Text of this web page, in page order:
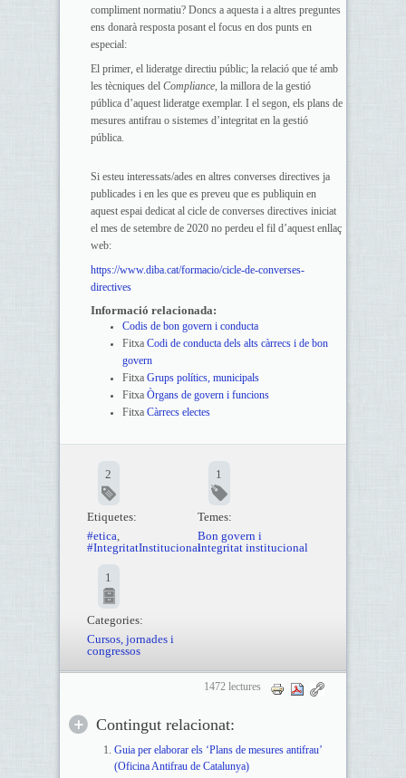
compliment normatiu? Doncs a aquesta i a altres preguntes
ens donarà resposta posant el focus en dos punts en
especial:
El primer, el lideratge directiu públic; la relació que té amb
les tècniques del Compliance, la millora de la gestió
pública d’aquest lideratge exemplar. I el segon, els plans de
mesures antifrau o sistemes d’integritat en la gestió
pública.
Si esteu interessats/ades en altres converses directives ja
publicades i en les que es preveu que es publiquin en
aquest espai dedicat al cicle de converses directives iniciat
el mes de setembre de 2020 no perdeu el fil d’aquest enllaç
web:
https://www.diba.cat/formacio/cicle-de-converses-
directives
Informació relacionada:
Codis de bon govern i conducta
Fitxa Codi de conducta dels alts càrrecs i de bon
govern
Fitxa Grups polítics, municipals
Fitxa Òrgans de govern i funcions
Fitxa Càrrecs electes
2
Etiquetes:
#etica
#IntegritatInstitucional
1
Temes:
Bon govern i
integritat institucional
1
Categories:
Cursos, jornades i
congressos
1472 lectures
Contingut relacionat:
Guia per elaborar els ‘Plans de mesures antifrau’
(Oficina Antifrau de Catalunya)